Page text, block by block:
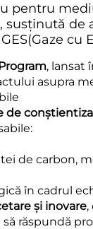
pentru
susținută de
cu
, lansat
asupra
de
de carbon,
în cadrul
și inovare,
răspundă